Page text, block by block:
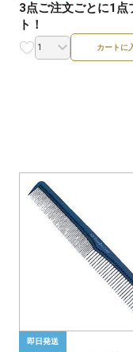
3点ご注文ごとに1点
ト！
カートに
即日発送